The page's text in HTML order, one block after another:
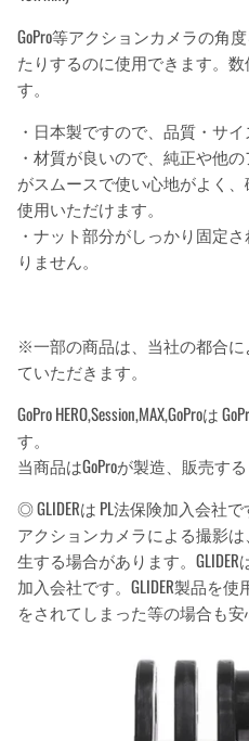
GoPro等アクションカメラの角
たりするのに使用できます。
す。
・日本製ですので、品質・サ
・材質が良いので、純正や他
がスムースで使い心地がよく
使用いただけます。
・ナット部分がしっかり固定
りません。
※一部の商品は、当社の都合に
ていただきます。
GoPro HERO,Session,MAX,GoPro
す。
当商品はGoProが製造、販売す
◎ GLIDERは PL法保険加入会社で
アクションカメラによる撮影
生する場合があります。
加入会社です。GLIDER製品を
をされてしまった等の場合も安